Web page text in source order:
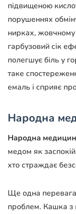
підвищеною
порушеннях
нирках, жовчному
гарбузовий сік
полегшує біль у
таке
емаль і сприяє
Народна
Народна
медом як
хто страждає
Ще одна
проблем. Кашка з